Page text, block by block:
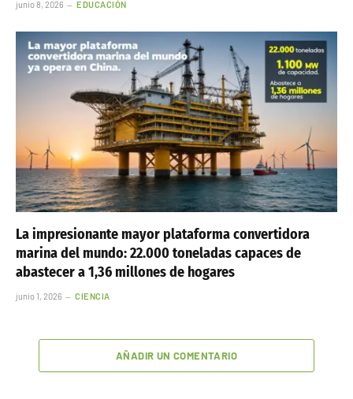
junio 8, 2026 EDUCACIÓN
La impresionante mayor plataforma convertidora
marina del mundo: 22.000 toneladas capaces de
abastecer a 1,36 millones de hogares
junio 1, 2026 CIENCIA
AÑADIR UN COMENTARIO